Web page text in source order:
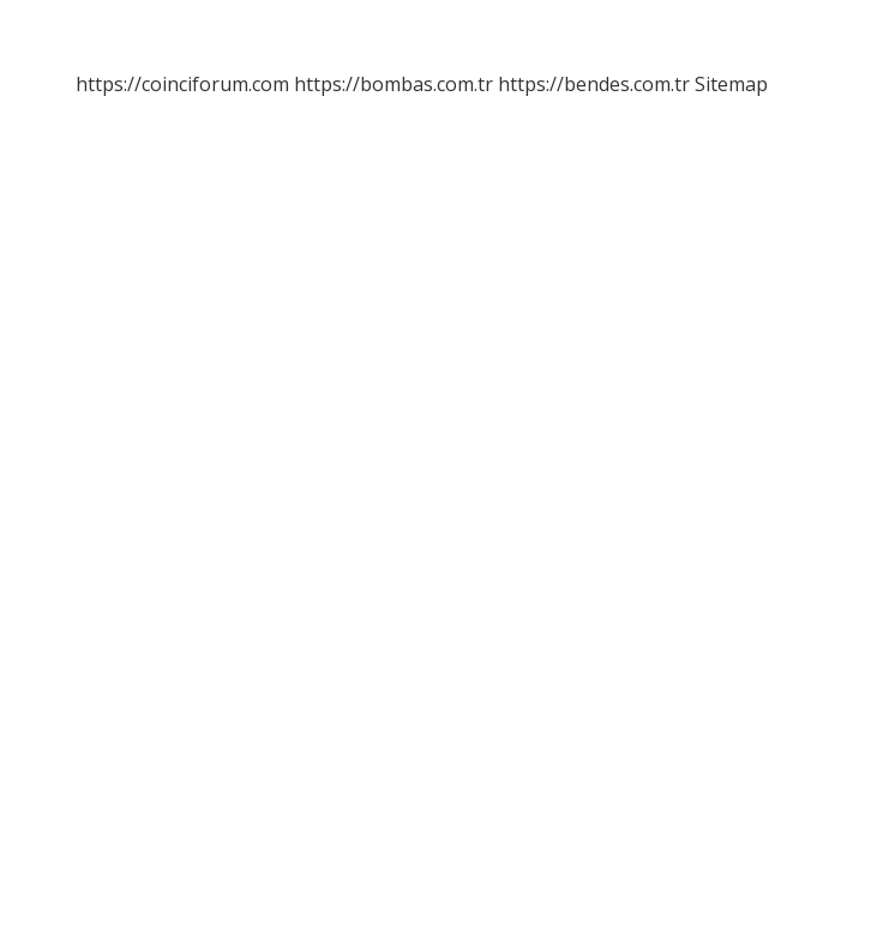
Için
https://coinciforum.com https://bombas.com.tr https://bendes.com.trSitemap